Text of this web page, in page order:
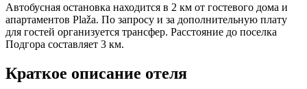
Автобусная остановка находится в 2 км от гостевого дома и
апартаментов Plaža. По запросу и за дополнительную плату
для гостей организуется трансфер. Расстояние до поселка
Подгора составляет 3 км.
Краткое описание отеля